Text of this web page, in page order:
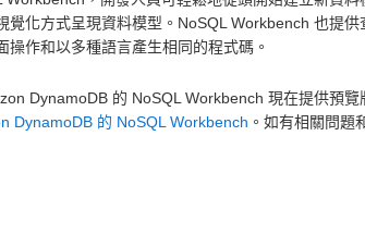
覺化方式呈現資料模型。NoSQL Workbench 也提
操作和以多種語言產生相同的程式碼。
DynamoDB 的 NoSQL Workbench 現在提供預覽
DynamoDB 的 NoSQL Workbench 。如有相關問題